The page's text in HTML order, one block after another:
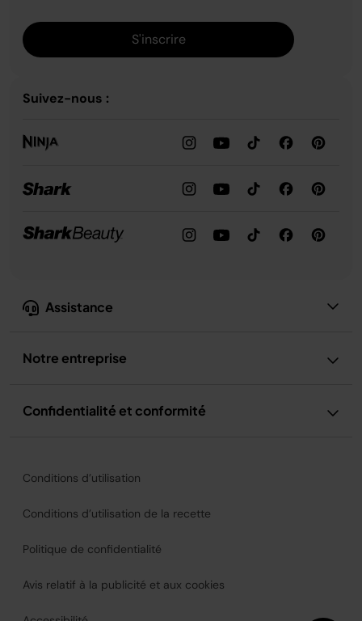
Assistance
Notre entreprise
Confidentialité et conformité
S'inscrire
Suivez-nous :
Conditions d’utilisation
Conditions d’utilisation de la recette
Politique de confidentialité
Avis relatif à la publicité et aux cookies